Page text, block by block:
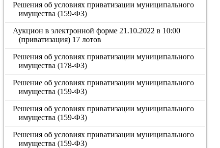
Решения об условиях приватизации муниципального
имущества (159-ФЗ)
Аукцион в электронной форме 21.10.2022 в 10:00
(приватизация) 17 лотов
Решения об условиях приватизации муниципального
имущества (178-ФЗ)
Решение об условиях приватизации муниципального
имущества (159-ФЗ)
Решения об условиях приватизации муниципального
имущества (159-ФЗ)
Решения об условиях приватизации муниципального
имущества (159-ФЗ)